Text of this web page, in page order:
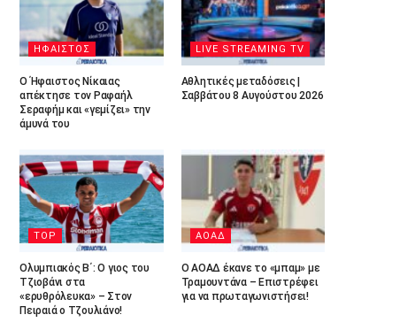
ΗΦΑΙΣΤΟΣ
Ο Ήφαιστος Νίκαιας
απέκτησε τον Ραφαήλ
Σεραφήμ και «γεμίζει» την
άμυνά του
LIVE STREAMING TV
Αθλητικές μεταδόσεις |
Σαββάτου 8 Αυγούστου 2026
TOP
Ολυμπιακός Β΄: Ο γιος του
Τζιοβάνι στα
«ερυθρόλευκα» – Στον
Πειραιά ο Τζουλιάνο!
ΑΟΑΔ
Ο ΑΟΑΔ έκανε το «μπαμ» με
Τραμουντάνα – Επιστρέφει
για να πρωταγωνιστήσει!